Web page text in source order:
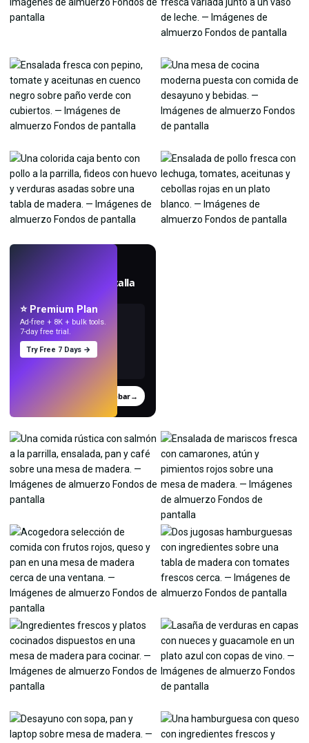
Crea fondos de pantalla
Probar→
⭐ Premium Plan
Ad-free + 8K + bulk tools.
7-day free trial.
Try Free 7 Days →